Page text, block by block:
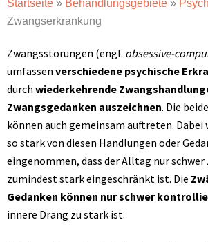
Startseite » Behandlungsgebiete »
Zwangserkrankung
Zwangsstörungen (engl. obsessive-
umfassen verschiedene psychische
durch wiederkehrende
Zwangsgedanken auszeichnen. Die
können auch gemeinsam auftreten.
so stark von diesen Handlungen oder
eingenommen, dass der Alltag nur
zumindest stark eingeschränkt ist. Die
Gedanken können nur schwer
innere Drang zu stark ist.